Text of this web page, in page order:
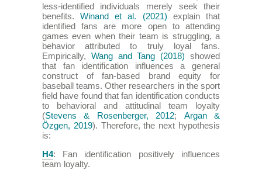
less-identified individuals merely seek their
benefits.Winand et al. (2021) explain that
identified fans are more open to attending
games even when their team is struggling, a
behavior attributed to truly loyal fans.
Empirically, Wang and Tang (2018) showed
that fan identification influences a general
construct of fan-based brand equity for
baseball teams. Other researchers in the sport
field have found that fan identification conducts
to behavioral and attitudinal team loyalty
(Stevens & Rosenberger, 2012; Argan &
Özgen, 2019). Therefore, the next hypothesis
is:
H4: Fan identification positively influences
team loyalty.